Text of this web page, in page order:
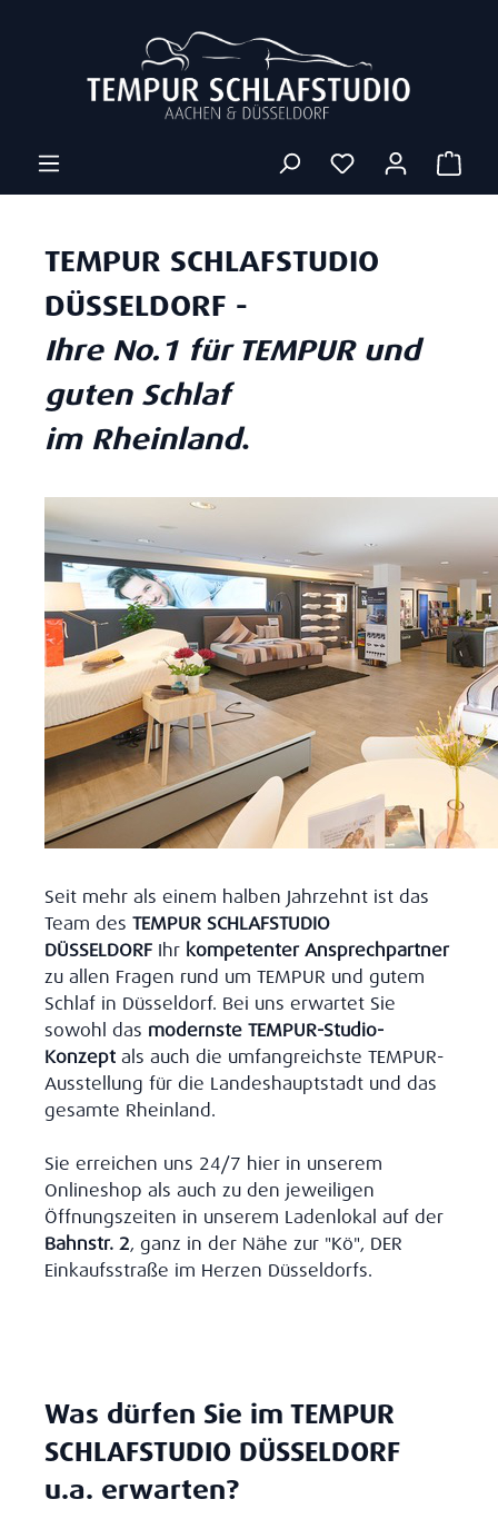
TEMPUR SCHLAFSTUDIO
DÜSSELDORF -
Ihre No.1 für TEMPUR und
guten Schlaf
im Rheinland.
Seit mehr als einem halben Jahrzehnt ist das
Team des TEMPUR SCHLAFSTUDIO
DÜSSELDORF Ihr kompetenter Ansprechpartner
zu allen Fragen rund um TEMPUR und gutem
Schlaf in Düsseldorf. Bei uns erwartet Sie
sowohl das modernste TEMPUR-Studio-
Konzept als auch die umfangreichste TEMPUR-
Ausstellung für die Landeshauptstadt und das
gesamte Rheinland.
Sie erreichen uns 24/7 hier in unserem
Onlineshop als auch zu den jeweiligen
Öffnungszeiten in unserem Ladenlokal auf der
Bahnstr. 2, ganz in der Nähe zur "Kö", DER
Einkaufsstraße im Herzen Düsseldorfs.
Was dürfen Sie im TEMPUR
SCHLAFSTUDIO DÜSSELDORF
u.a. erwarten?